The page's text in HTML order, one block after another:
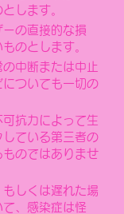
します。
の直接的な損
のとします。
中断または中止
ついても一切の
抗力によって生
ている第三者の
のではありませ
しくは遅れた場
、感染症は怪